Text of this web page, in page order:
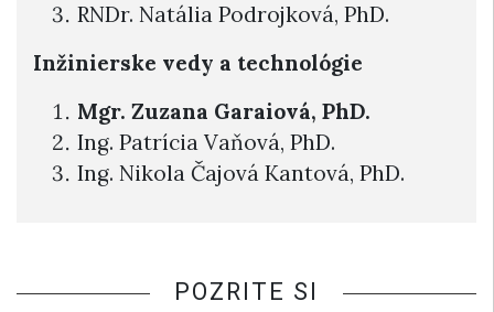
RNDr. Natália Podrojková, PhD.
Inžinierske vedy a technológie
Mgr. Zuzana Garaiová, PhD.
Ing. Patrícia Vaňová, PhD.
Ing. Nikola Čajová Kantová, PhD.
POZRITE SI